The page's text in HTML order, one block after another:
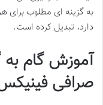
به گزینه ای مطلوب برای
دارد، تبدیل کرده است.
آموزش گام
صرافی